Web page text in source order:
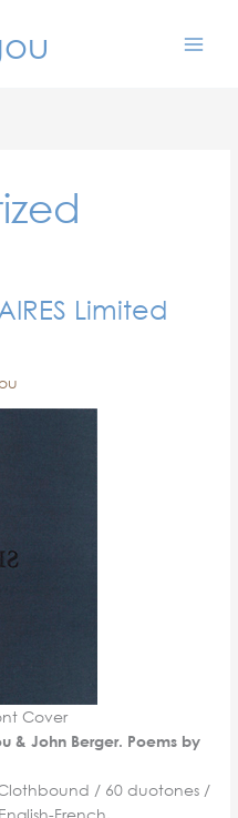
Limited
Cover
& John Berger. Poems by
/ 60 duotones /